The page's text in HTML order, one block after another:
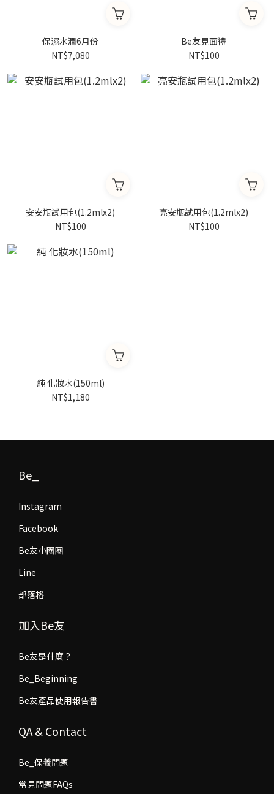
保濕水潤6月份
NT$7,080
Be友見面禮
NT$100
安安瓶試用包(1.2mlx2)
NT$100
亮安瓶試用包(1.2mlx2)
NT$100
純 化妝水(150ml)
NT$1,180
Be_
Instagram
Facebook
Be友小圈圈
Line
部落格
加入Be友
Be友是什麼？
Be_Beginning
Be友產品使用報告書
QA & Contact
Be_保養問題
常見問題FAQs